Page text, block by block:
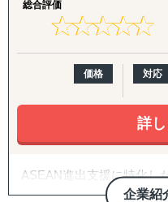
代行）、商談会・ポップ
B2B深耕：
新規アプローチ継続、契
買・代理店）
B2C/プロモーション：
ルエンサーマーケ、クラ
行（Instagram・TikTok等
す。代理店交渉など実行
市場動向調査、パートナ
アップ調査・分析などご
します。現地言語による
ワンストップでサポート
総合評価
★★★★★
★★★★★
価格 対応
詳
企業紹
ASEAN進出支援に特化し
ム（法人設立、会計・税